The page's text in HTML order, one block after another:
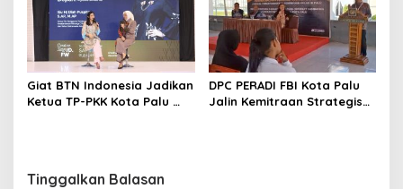
Giat BTN Indonesia Jadikan
Ketua TP-PKK Kota Palu
DPC PERADI FBI Kota Palu
Jalin Kemitraan Strategis
Tinggalkan Balasan